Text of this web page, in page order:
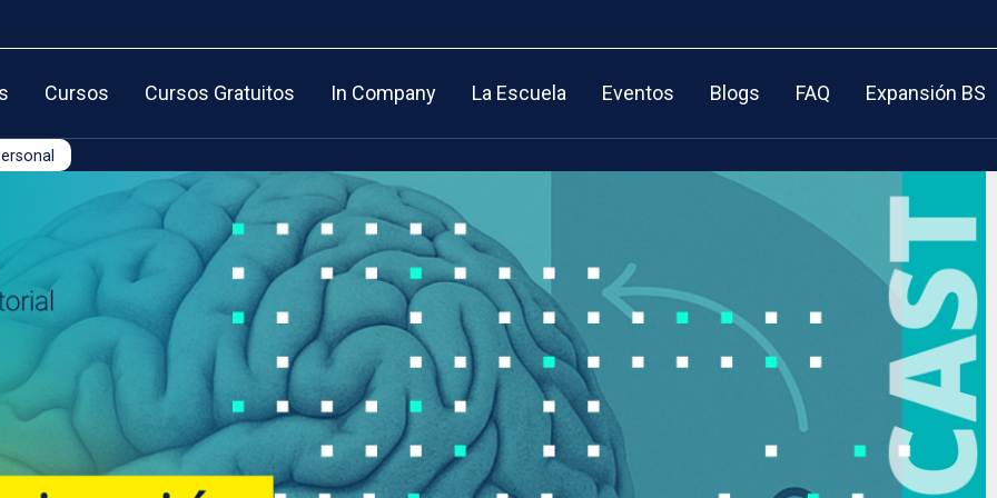
Cursos Cursos Gratuitos In Company La Escuela Eventos Blogs FAQ Expansión BS